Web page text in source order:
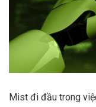
Mist đi đầu trong